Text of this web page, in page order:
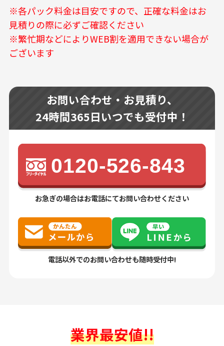
※各パック料金は目安ですので、正確な料金はお
見積りの際に必ずご確認ください
※繁忙期などによりWEB割を適用できない場合が
ございます
お問い合わせ・お見積り、
24時間365日いつでも受付中！
0120-526-843
お急ぎの場合はお電話にてお問い合わせください
電話以外でのお問い合わせも随時受付中!
業界最安値!!